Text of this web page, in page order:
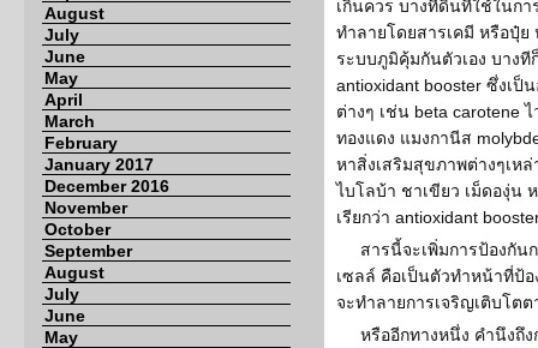
August
July
June
May
April
March
February
January 2017
December 2016
November
October
September
August
July
June
May
เกินควร บางทีดินที่ใช้ในก
ทำลายโดยสารเคมี หรือปุ๋
ระบบภูมิคุ้มกันตัวเอง บางที
antioxidant booster ซึ่งเป็
ต่างๆ เช่น beta carotene
ทองแดง แมงกานีส
หาสิ่งเสริมสุขภาพต่างๆเห
ไบโลบ้า ชาเขียว เม็ดองุ่น
เรียกว่า antioxidant
สารนี้จะเพิ่มการป้องกัน
เซลล์ คือเป็นตัวทำหน้าที่ป้อ
จะทำลายการเจริญเติบโต
หรืออีกทางหนึ่ง คำนึงถึง